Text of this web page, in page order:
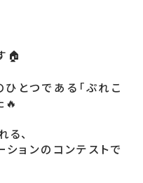
🏠
とつである「ぷれこ
🔥
、
ョンのコンテストで